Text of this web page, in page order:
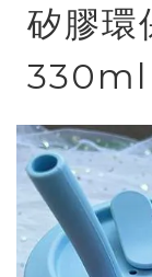
矽膠環
330ml